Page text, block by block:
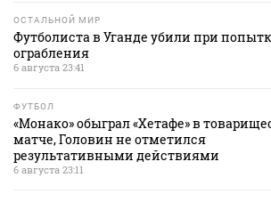
ОСТАЛЬНОЙ МИР
Футболиста в Уганде убили при
ограбления
6 августа 23:41
ФУТБОЛ
«Монако» обыграл «Хетафе» в
матче, Головин не отметился
результативными действиями
6 августа 23:11